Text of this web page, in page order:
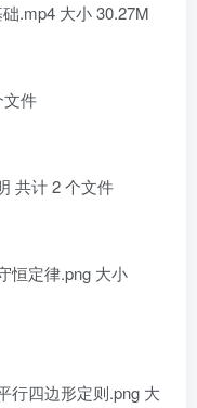
.mp4 大小 30.27M
件
计 2 个文件
定律.png 大小
四边形定则.png 大